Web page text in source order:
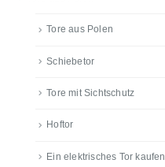
Tore aus Polen
Schiebetor
Tore mit Sichtschutz
Hoftor
Ein elektrisches Tor kaufen